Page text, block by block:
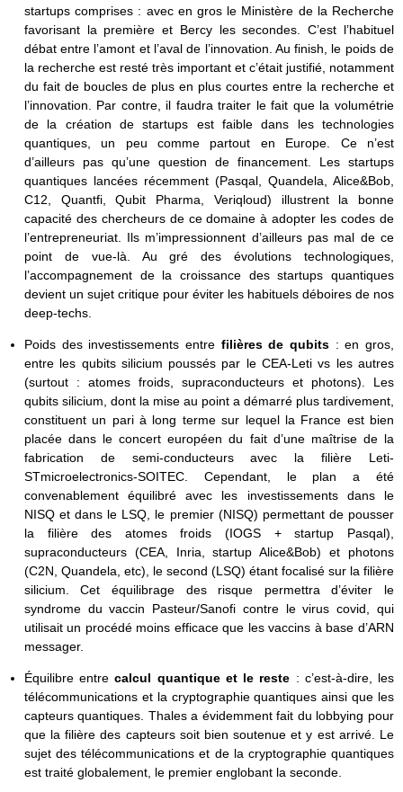
startups comprises : avec en gros le Ministère de la Recherche
favorisant la première et Bercy les secondes. C’est l’habituel
débat entre l’amont et l’aval de l’innovation. Au finish, le poids de
la recherche est resté très important et c’était justifié, notamment
du fait de boucles de plus en plus courtes entre la recherche et
l’innovation. Par contre, il faudra traiter le fait que la volumétrie
de la création de startups est faible dans les technologies
quantiques, un peu comme partout en Europe. Ce n’est
d’ailleurs pas qu’une question de financement. Les startups
quantiques lancées récemment (Pasqal, Quandela, Alice&Bob,
C12, Quantfi, Qubit Pharma, Veriqloud) illustrent la bonne
capacité des chercheurs de ce domaine à adopter les codes de
l’entrepreneuriat. Ils m’impressionnent d’ailleurs pas mal de ce
point de vue-là. Au gré des évolutions technologiques,
l’accompagnement de la croissance des startups quantiques
devient un sujet critique pour éviter les habituels déboires de nos
deep-techs.
Poids des investissements entre filières de qubits : en gros,
entre les qubits silicium poussés par le CEA-Leti vs les autres
(surtout : atomes froids, supraconducteurs et photons). Les
qubits silicium, dont la mise au point a démarré plus tardivement,
constituent un pari à long terme sur lequel la France est bien
placée dans le concert européen du fait d’une maîtrise de la
fabrication de semi-conducteurs avec la filière Leti-
STmicroelectronics-SOITEC. Cependant, le plan a été
convenablement équilibré avec les investissements dans le
NISQ et dans le LSQ, le premier (NISQ) permettant de pousser
la filière des atomes froids (IOGS + startup Pasqal),
supraconducteurs (CEA, Inria, startup Alice&Bob) et photons
(C2N, Quandela, etc), le second (LSQ) étant focalisé sur la filière
silicium. Cet équilibrage des risque permettra d’éviter le
syndrome du vaccin Pasteur/Sanofi contre le virus covid, qui
utilisait un procédé moins efficace que les vaccins à base d’ARN
messager.
Équilibre entrecalcul quantique et le reste : c’est-à-dire, les
télécommunications et la cryptographie quantiques ainsi que les
capteurs quantiques. Thales a évidemment fait du lobbying pour
que la filière des capteurs soit bien soutenue et y est arrivé. Le
sujet des télécommunications et de la cryptographie quantiques
est traité globalement, le premier englobant la seconde.